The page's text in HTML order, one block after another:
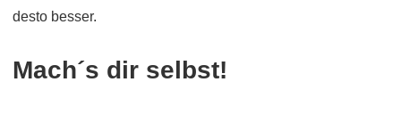
desto besser.
Mach´s dir selbst!